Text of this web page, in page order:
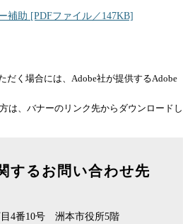
補助 [PDFファイル／147KB]
だく場合には、Adobe社が提供するAdobe
は、バナーのリンク先からダウンロードし
するお問い合わせ先
4番10号 洲本市役所5階